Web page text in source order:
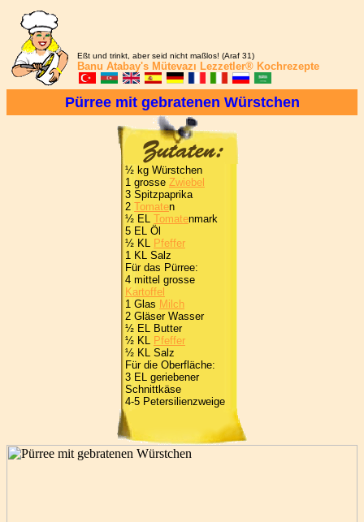
Eßt und trinkt, aber seid nicht maßlos! (Araf 31)
Banu Atabay's Mütevazı Lezzetler® Kochrezepte
Pürree mit gebratenen Würstchen
½ kg Würstchen
1 grosse Zwiebel
3 Spitzpaprika
2 Tomaten
½ EL Tomatenmark
5 EL Öl
½ KL Pfeffer
1 KL Salz
Für das Pürree:
4 mittel grosse
Kartoffel
1 Glas Milch
2 Gläser Wasser
½ EL Butter
½ KL Pfeffer
½ KL Salz
Für die Oberfläche:
3 EL geriebener
Schnittkäse
4-5 Petersilienzweige